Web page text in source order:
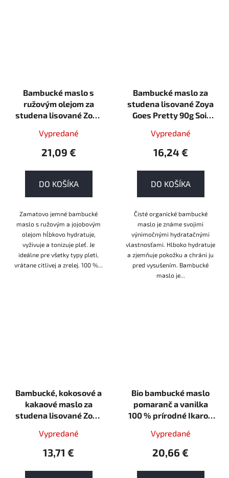
Bambucké maslo s
ružovým olejom za
studena lisované Zoya
association organic
Vypredané
21,09 €
DO KOŠÍKA
Zamatovo jemné bambucké
maslo s ružovým a jojobovým
olejom hĺbkovo hydratuje,
vyživuje a tonizuje pleť. Je
ideálne pre všetky typy pleti,
vrátane citlivej a zrelej. 100 %...
Bambucké maslo za
studena lisované Zoya
Goes Pretty 90g Soil
Vypredané
16,24 €
DO KOŠÍKA
Čisté organické bambucké
maslo je známe svojimi
výnimočnými hydratačnými
vlastnosťami. Hlboko hydratuje
a zjemňuje pokožku a chráni ju
pred vysušením. Bambucké
maslo je...
Bambucké, kokosové a
kakaové maslo za
studena lisované Zoya
association organic
Vypredané
13,71 €
Bio bambucké maslo
pomaranč a vanilka
100 % prírodné Ikarov
Vypredané
20,66 €